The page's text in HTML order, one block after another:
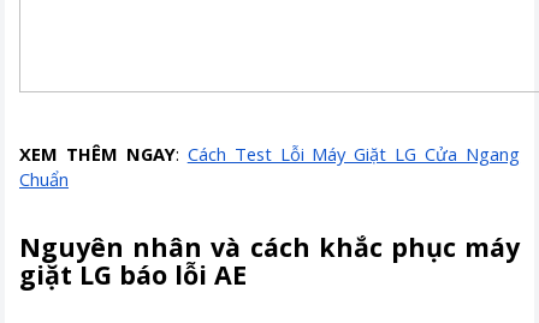
XEM THÊM NGAY: Cách Test Lỗi Máy Giặt LG Cửa Ngang
Chuẩn
Nguyên nhân và cách khắc phục máy
giặt LG báo lỗi AE